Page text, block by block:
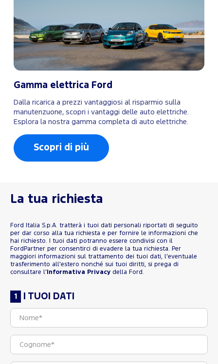
Gamma elettrica Ford
Dalla ricarica a prezzi vantaggiosi al risparmio sulla
manutenzuone, scopri i vantaggi delle auto elettriche.
Esplora la nostra gamma completa di auto elettriche.
Scopri di più
La tua richiesta
Ford Italia S.p.A. tratterà i tuoi dati personali riportati di seguito
per dar corso alla tua richiesta e per fornire le informazioni che
hai richiesto. I tuoi dati potranno essere condivisi con il
FordPartner per consentirci di evadere la tua richiesta. Per
maggiori informazioni sul trattamento dei tuoi dati, l'eventuale
trasferimento all'estero nonché sui tuoi diritti, si prega di
consultare l' Informativa Privacy della Ford.
I TUOI DATI